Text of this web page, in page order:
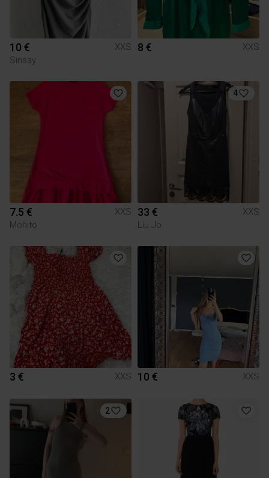
10 €
XXS
Sinsay
8 € XXS
7.5 €
XXS
Mohito
4
33 €
XXS
Liu Jo
3 € XXS 10 € XXS
2